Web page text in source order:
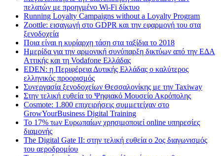
πελατών με προηγμένο Wi-Fi δίκτυο
Running Loyalty Campaigns without a Loyalty Program
Zoottle: εισαγωγή στο GDPR και την εφαρμογή του στα
ξενοδοχεία
Ποια είναι η κυρίαρχη τάση στα ταξίδια το 2018
Ημερίδα για την αρμονική συνύπαρξη δικτύων από την ΕΔΑ
Αττικής και τη Vodafone Ελλάδας
EDEN: η Περιφέρεια Δυτικής Ελλάδας ο καλύτερος
ελληνικός προορισμός
Συνεργασία ξενοδοχείων Θεσσαλονίκης με την Taxiway
Στην τελική ευθεία το Ψηφιακό Μουσείο Ακρόπολης
Cosmote: 1.800 επιχειρήσεις συμμετείχαν στο
GrowYourBusiness Digital Training
Το 17% των Ευρωπαίων χρησιμοποιεί online υπηρεσίες
διαμονής
The Digital Gate II: στην τελική ευθεία ο 2ος διαγωνισμός
του αεροδρομίου